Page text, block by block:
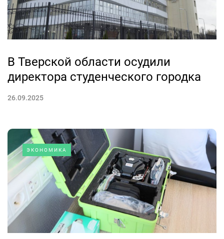
В Тверской области осудили
директора студенческого городка
26.09.2025
ЭКОНОМИКА